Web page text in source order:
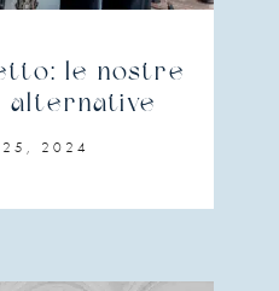
le nostre
alternative
25, 2024